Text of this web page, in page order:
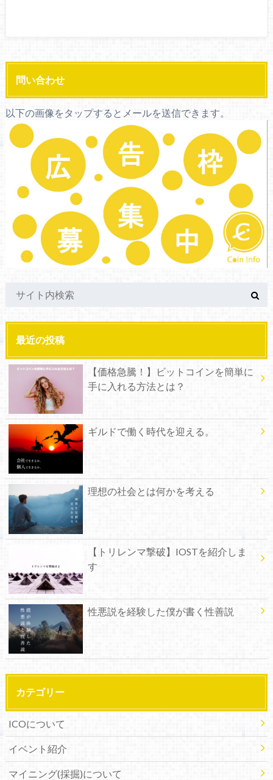
問い合わせ
以下の画像をタップするとメールを送信できます。
最近の投稿
【価格急騰！】ビットコインを簡単に
手に入れる方法とは？
ギルドで働く時代を迎える。
理想の社会とは何かを考える
【トリレンマ撃破】IOSTを紹介しま
す
性悪説を経験した僕が書く性善説
カテゴリー
ICOについて
イベント紹介
マイニング(採掘)について